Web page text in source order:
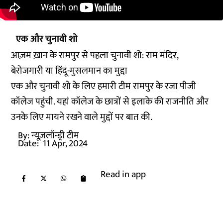
एक और चुनावी शो
आज़म ख़ान के रामपुर से पहला चुनावी शो: राम मंदिर,
बेरोजगारी या हिंदू-मुसलमान का मुद्दा
एक और चुनावी शो के लिए हमारी टीम रामपुर के रजा पीजी
कॉलेज पहुंची. यहां कॉलेज के छात्रों से इलाके की राजनीति और
उनके लिए मायने रखने वाले मुद्दों पर बात की.
By:न्यूज़लॉन्ड्री टीम
Date: 11 Apr, 2024
Read in app